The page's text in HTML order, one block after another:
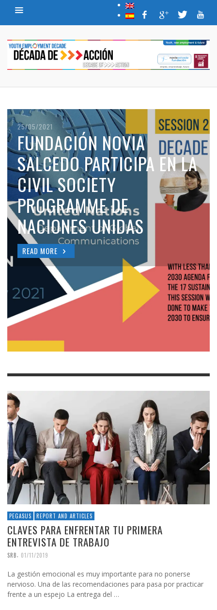
26/04/2021
EL FUTURO DEL TRABAJO
TRAS EL COVID-19
READ MORE
PEGASUS REPORT AND ARTICLES
CLAVES PARA ENFRENTAR TU PRIMERA
ENTREVISTA DE TRABAJO
SRB, 01/11/2019
La gestión emocional es muy importante para no ponerse
nervioso. Una de las recomendaciones para pasa por practicar
frente a un espejo La entrega del …